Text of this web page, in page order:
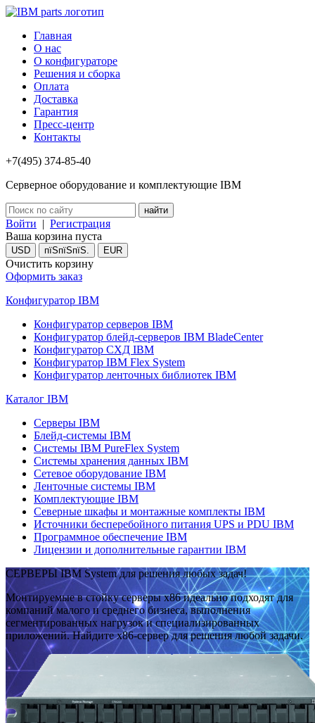
Главная
О нас
О конфигураторе
Решения и сборка
Оплата
Доставка
Гарантия
Пресс-центр
Контакты
+7(495) 374-85-40
Серверное оборудование и комплектующие IBM
Войти | Регистрация
Ваша корзина пуста
USD пїЅпїЅпїЅ. EUR
Очистить корзину
Оформить заказ
Конфигуратор IBM
Конфигуратор серверов IBM
Конфигуратор блейд-серверов IBM BladeCenter
Конфигуратор СХД IBM
Конфигуратор IBM Flex System
Конфигуратор ленточных библиотек IBM
Каталог IBM
Серверы IBM
Блейд-системы IBM
Системы IBM PureFlex System
Системы хранения данных IBM
Сетевое оборудование IBM
Ленточные системы IBM
Комплектующие IBM
Северные шкафы и монтажные комплекты IBM
Источники бесперебойного питания UPS и PDU IBM
Программное обеспечение IBM
Лицензии и дополнительные гарантии IBM
СЕРВЕРЫ IBM System для решения любых задач!
Монтируемые в стойку серверы x86 идеально подходят для
компаний малого и среднего бизнеса, выполнения
сегментированных нагрузок и специализированных
приложений. Найдите x86-сервер для решения любой задачи.